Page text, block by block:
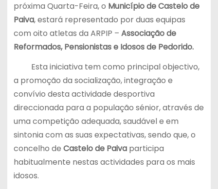
próxima Quarta-Feira, o Município de Castelo de
Paiva, estará representado por duas equipas
com oito atletas da ARPIP – Associação de
Reformados, Pensionistas e Idosos de Pedorido.
Esta iniciativa tem como principal objectivo,
a promoção da socialização, integração e
convívio desta actividade desportiva
direccionada para a população sénior, através de
uma competição adequada, saudável e em
sintonia com as suas expectativas, sendo que, o
concelho de Castelo de Paivaparticipa
habitualmente nestas actividades para os mais
idosos.